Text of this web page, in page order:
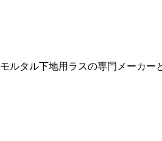
タル下地用ラスの専門メーカ